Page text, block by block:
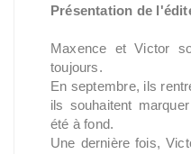
Présentation de
Maxence et Victor
toujours.
En septembre, ils
ils souhaitent
été à fond.
Une dernière fois,